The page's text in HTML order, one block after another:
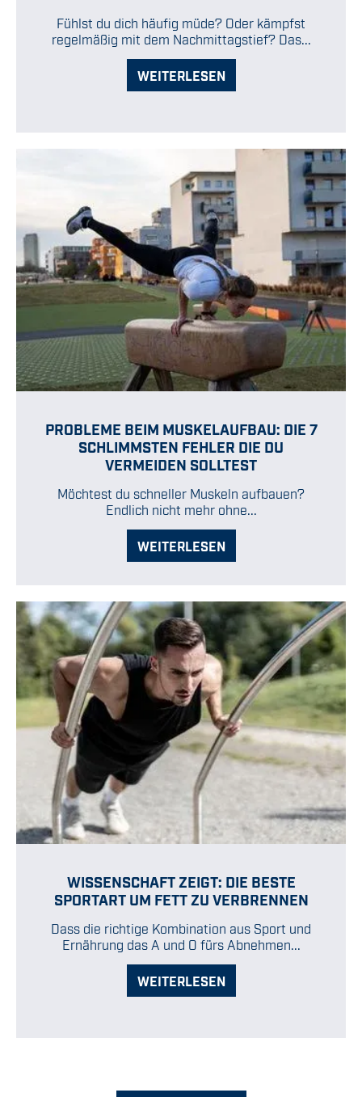
Fühlst du dich häufig müde? Oder kämpfst
regelmäßig mit dem Nachmittagstief? Das...
WEITERLESEN
PROBLEME BEIM MUSKELAUFBAU: DIE 7
SCHLIMMSTEN FEHLER DIE DU
VERMEIDEN SOLLTEST
Möchtest du schneller Muskeln aufbauen?
Endlich nicht mehr ohne...
WEITERLESEN
WISSENSCHAFT ZEIGT: DIE BESTE
SPORTART UM FETT ZU VERBRENNEN
Dass die richtige Kombination aus Sport und
Ernährung das A und O fürs Abnehmen...
WEITERLESEN